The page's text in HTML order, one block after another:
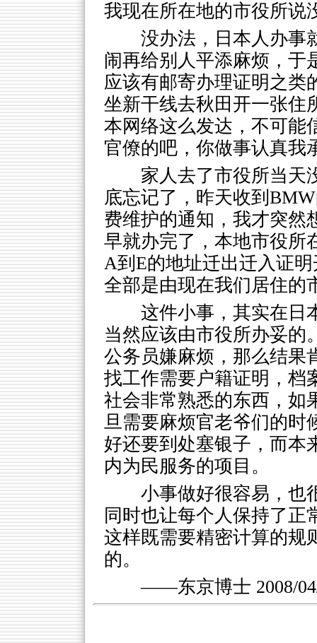
我现在所在地的市役所说
没办法，日本人办事
闹再给别人平添麻烦，于
应该有邮寄办理证明之类
坐新干线去秋田开一张住
本网络这么发达，不可能
官僚的吧，你做事认真我
家人去了市役所当天
底忘记了，昨天收到
费维护的通知，我才突然
早就办完了，本地市役所
A到E的地址迁出迁入证
全部是由现在我们居住的
这件小事，其实在日
当然应该由市役所办妥的
公务员嫌麻烦，那么结果
找工作需要户籍证明，档
社会非常熟悉的东西，如
旦需要麻烦官老爷们的时
好还要到处塞银子，而本
内为民服务的项目。
小事做好很容易，也
同时也让每个人保持了正
这样既需要精密计算的规
的。
——东京博士 2008/